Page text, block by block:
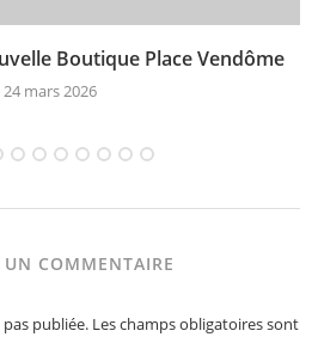
Boutique Place Vendôme
24 mars 2026
UN COMMENTAIRE
publiée. Les champs obligatoires sont